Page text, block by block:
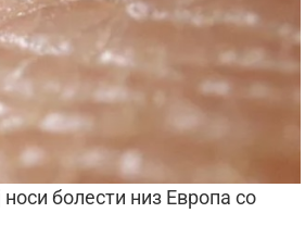
болести низ Европа со